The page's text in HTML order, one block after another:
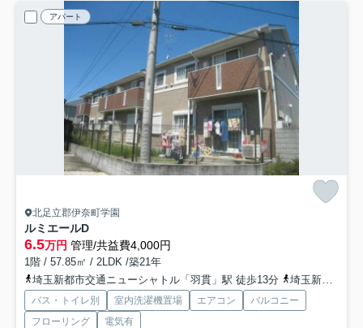
アパート
北足立郡伊奈町学園
ルミエールD
6.5万円 管理/共益費4,000円
1階 / 57.85㎡ / 2LDK /築21年
埼玉新都市交通ニューシャトル「羽貫」駅 徒歩13分
埼玉新都市交通ニューシャトル「内宿」駅 徒歩25分
バス・トイレ別 室内洗濯機置場 エアコン
バルコニー
フローリング
電気有